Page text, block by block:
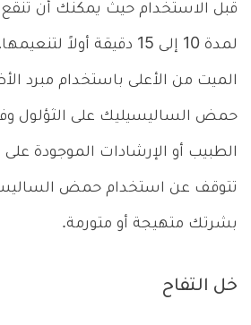
قبل الاستخدام حيث يمكنك أن تنقع
لمدة 10 إلى 15 دقيقة أولاً
الميت من الأعلى باستخدام مبرد
حمض الساليسيليك على الثؤلول
الطبيب أو الإرشادات الموجودة
تتوقف عن استخدام حمض
بشرتك متهيجة أو متورمة.
خل التفاح